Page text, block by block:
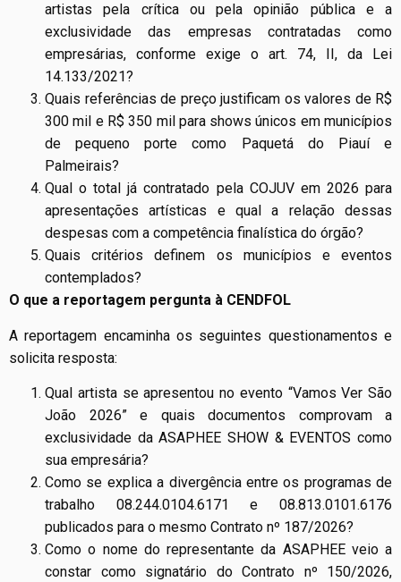
artistas pela crítica ou pela opinião pública e a
exclusividade das empresas contratadas como
empresárias, conforme exige o art. 74, II, da Lei
14.133/2021?
Quais referências de preço justificam os valores de R$
300 mil e R$ 350 mil para shows únicos em municípios
de pequeno porte como Paquetá do Piauí e
Palmeirais?
Qual o total já contratado pela COJUV em 2026 para
apresentações artísticas e qual a relação dessas
despesas com a competência finalística do órgão?
Quais critérios definem os municípios e eventos
contemplados?
O que a reportagem pergunta à CENDFOL
A reportagem encaminha os seguintes questionamentos e
solicita resposta:
Qual artista se apresentou no evento “Vamos Ver São
João 2026” e quais documentos comprovam a
exclusividade da ASAPHEE SHOW & EVENTOS como
sua empresária?
Como se explica a divergência entre os programas de
trabalho 08.244.0104.6171 e 08.813.0101.6176
publicados para o mesmo Contrato nº 187/2026?
Como o nome do representante da ASAPHEE veio a
constar como signatário do Contrato nº 150/2026,